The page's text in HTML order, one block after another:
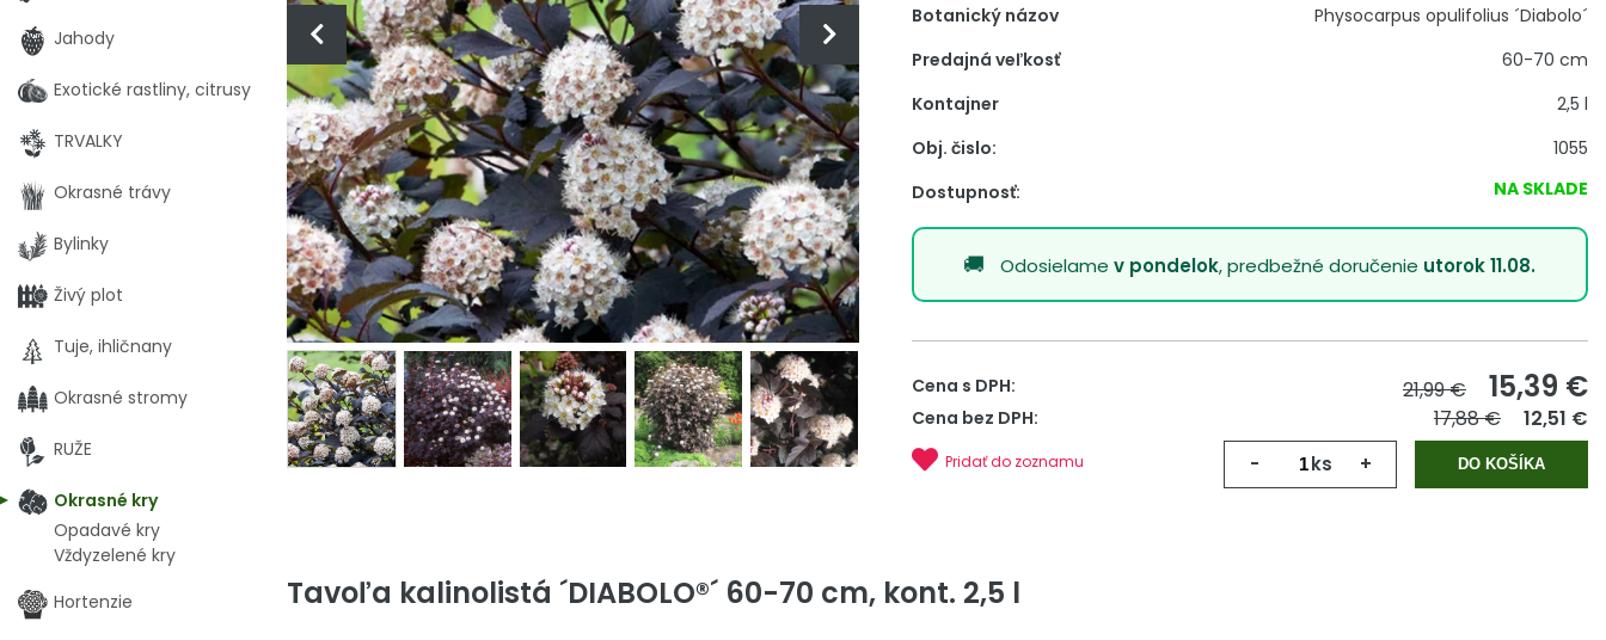
Botanický názov
Physocarpus opulifolius ´Diabolo´
Predajná veľkosť
60-70 cm
Kontajner
2,5 l
Obj. čislo:
1055
Dostupnosť:
NA SKLADE
Odosielamev pondelok, predbežné doručenie utorok 11.08.
Cena s DPH: 21,99 € 15,39 €
Cena bez DPH: 17,88 € 12,51 €
- ks + DO KOŠÍKA
Pridať do zoznamu
Tavoľa kalinolistá ´DIABOLO®´ 60-70 cm, kont. 2,5 l
Jahody
Exotické rastliny, citrusy
TRVALKY
Okrasné trávy
Bylinky
Živý plot
Tuje, ihličnany
Okrasné stromy
RUŽE
Okrasné kry
Opadavé kry
Vždyzelené kry
Hortenzie